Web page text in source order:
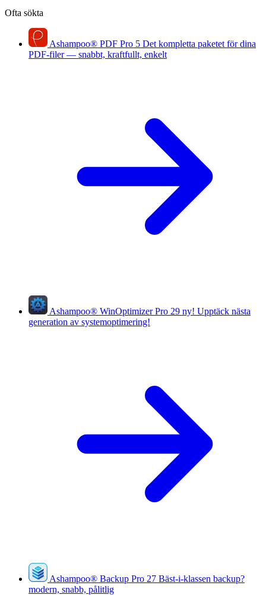
Ofta sökta
Ashampoo® PDF Pro 5 Det kompletta paketet för dina
PDF-filer — snabbt, kraftfullt, enkelt
Ashampoo® WinOptimizer Pro 29 ny! Upptäck nästa
generation av systemoptimering!
Ashampoo® Backup Pro 27 Bäst-i-klassen backup?
modern, snabb, pålitlig